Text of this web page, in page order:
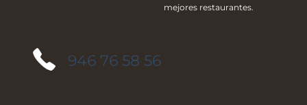
mejores restaurantes.
946 76 58 56